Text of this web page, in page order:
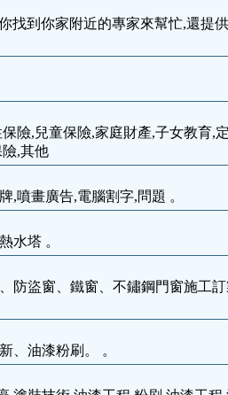
找到你家附近的專家來幫忙,還提
險,兒童保險,家庭財產,子女教育,
,其他
,噴畫廣告,電腦割字,問題 。
水塔 。
防盜窗、鐵窗、不鏽鋼門窗施工
、油漆粉刷。 。